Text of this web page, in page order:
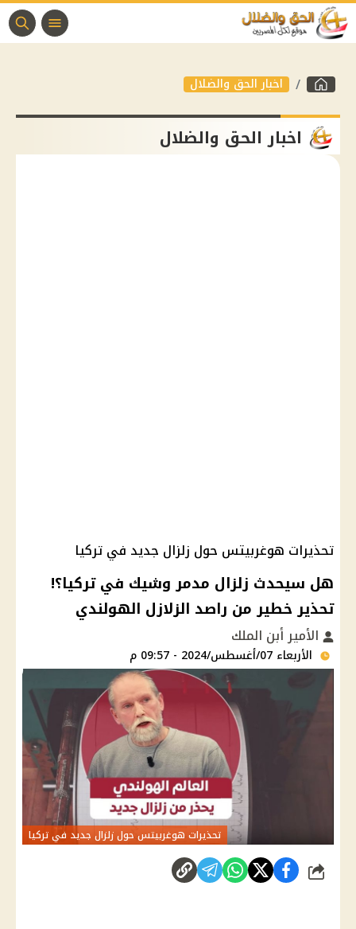
اخبار الحق والضلال
اخبار الحق والضلال
تحذيرات هوغربيتس حول زلزال جديد في تركيا
هل سيحدث زلزال مدمر وشيك في تركيا؟!
تحذير خطير من راصد الزلازل الهولندي
الأمير أبن الملك
الأربعاء 07/أغسطس/2024 - 09:57 م
تحذيرات هوغربيتس حول زلزال جديد في تركيا
شارك